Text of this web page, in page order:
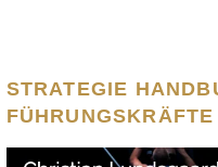
STRATEGIE
FÜHRUNGSKRÄFTE